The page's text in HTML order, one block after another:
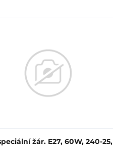
žár. E27, 60W, 240-25,